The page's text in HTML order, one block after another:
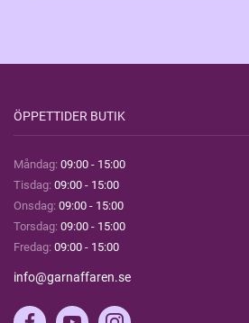
ÖPPETTIDER BUTIK
Måndag: 09:00 - 15:00
Tisdag: 09:00 - 15:00
Onsdag: 09:00 - 15:00
Torsdag: 09:00 - 15:00
Fredag: 09:00 - 15:00
info@garnaffaren.se